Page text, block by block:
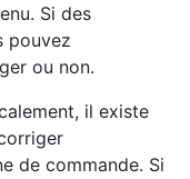
Si des
pouvez
ou non.
il existe
de commande. Si